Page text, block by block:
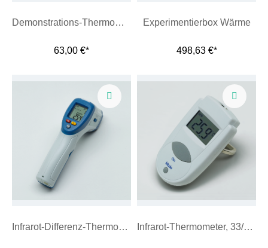
Demonstrations-Thermometer, 60/+160 °C
63,00 €*
Experimentierbox Wärme
498,63 €*
Infrarot-Differenz-Thermometer Infrarot-Thermometer, 33/+220 °C